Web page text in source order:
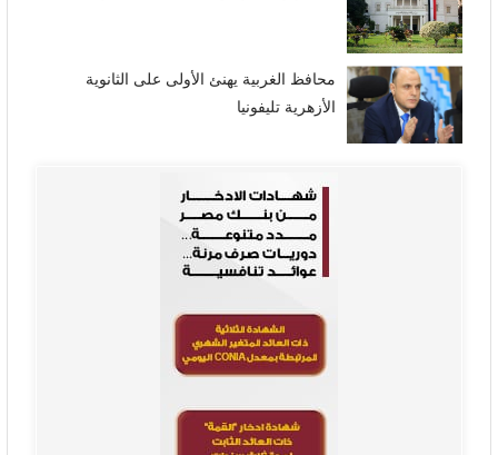
محافظ الغربية يهنئ الأولى على الثانوية
الأزهرية تليفونيا